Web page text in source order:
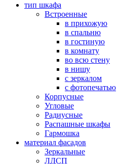
тип шкафа
Встроенные
в прихожую
в спальню
в гостиную
в комнату
во всю стену
в нишу
с зеркалом
с фотопечатью
Корпусные
Угловые
Радиусные
Распашные шкафы
Гармошка
материал фасадов
Зеркальные
ЛДСП